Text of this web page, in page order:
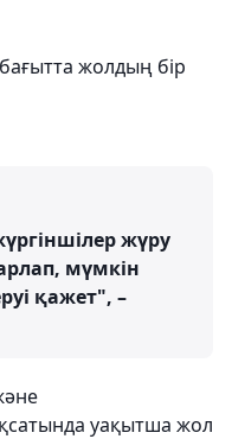
жолдың бір
жүру
мүмкін
қажет", –
уақытша жол